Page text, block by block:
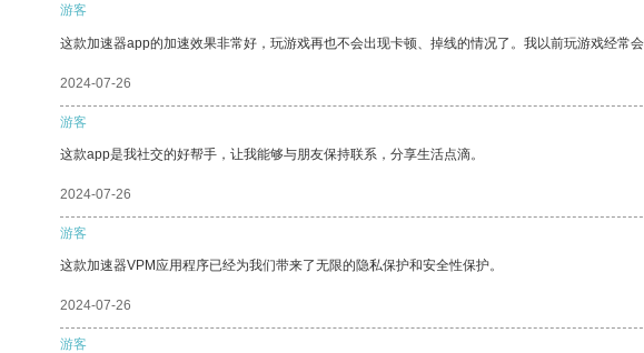
游客
这款加速器app的加速效果非常好，玩游戏再也不会出现卡顿、掉线的情况了。我以前玩游戏经常
2024-07-26
游客
这款app是我社交的好帮手，让我能够与朋友保持联系，分享生活点滴。
2024-07-26
游客
这款加速器VPM应用程序已经为我们带来了无限的隐私保护和安全性保护。
2024-07-26
游客